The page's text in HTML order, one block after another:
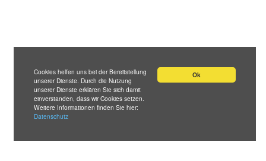
Ok
Cookies helfen uns bei der Bereitstellung
unserer Dienste. Durch die Nutzung
unserer Dienste erklären Sie sich damit
einverstanden, dass wir Cookies setzen.
Weitere Informationen finden Sie hier:
Datenschutz